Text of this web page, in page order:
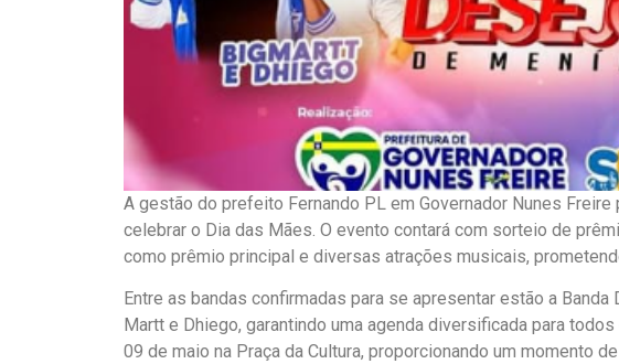
A gestão do prefeito Fernando PL em Governador Nunes
celebrar o Dia das Mães. O evento contará com sorteio de
como prêmio principal e diversas atrações musicais,
Entre as bandas confirmadas para se apresentar estão a Banda
Martt e Dhiego, garantindo uma agenda diversificada para
09 de maio na Praça da Cultura, proporcionando um momento